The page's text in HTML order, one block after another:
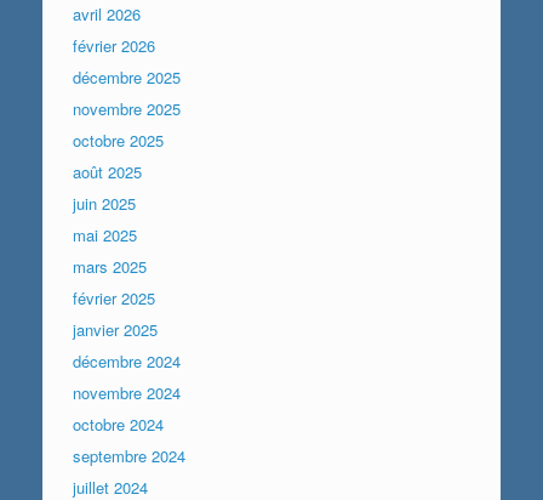
avril 2026
février 2026
décembre 2025
novembre 2025
octobre 2025
août 2025
juin 2025
mai 2025
mars 2025
février 2025
janvier 2025
décembre 2024
novembre 2024
octobre 2024
septembre 2024
juillet 2024